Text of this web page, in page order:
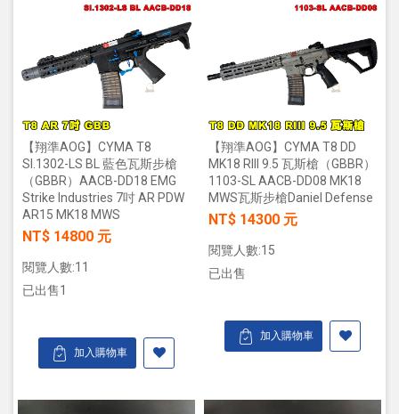
【翔準AOG】CYMA T8
SI.1302-LS BL 藍色瓦斯步槍
（GBBR）AACB-DD18 EMG
Strike Industries 7吋 AR PDW
AR15 MK18 MWS
NT$ 14800 元
閱覽人數:11
已出售1
加入購物車
【翔準AOG】CYMA T8 DD
MK18 RIII 9.5 瓦斯槍（GBBR）
1103-SL AACB-DD08 MK18
MWS瓦斯步槍Daniel Defense
NT$ 14300 元
閱覽人數:15
已出售
加入購物車